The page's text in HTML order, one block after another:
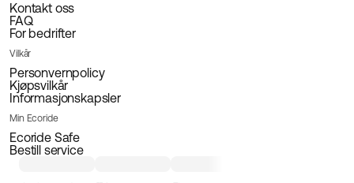
Kontakt oss
FAQ
For bedrifter
Vilkår
Personvernpolicy
Kjøpsvilkår
Informasjonskapsler
Min Ecoride
Ecoride Safe
Bestill service